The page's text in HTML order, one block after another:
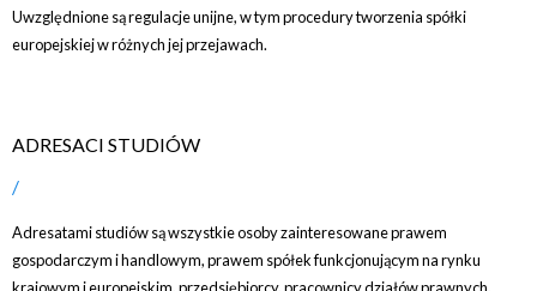
Uwzględnione są regulacje unijne, w tym procedury tworzenia spółki
europejskiej w różnych jej przejawach.
ADRESACI STUDIÓW
Adresatami studiów są wszystkie osoby zainteresowane prawem
gospodarczym i handlowym, prawem spółek funkcjonującym na rynku